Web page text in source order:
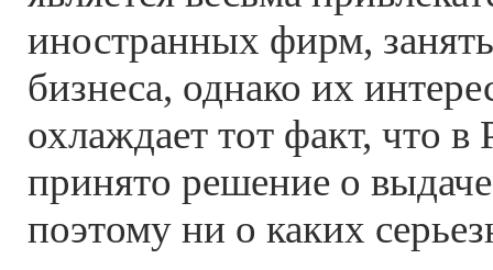
иностранных фирм,
бизнеса, однако их
охлаждает тот факт, что в
принято решение о
поэтому ни о каких